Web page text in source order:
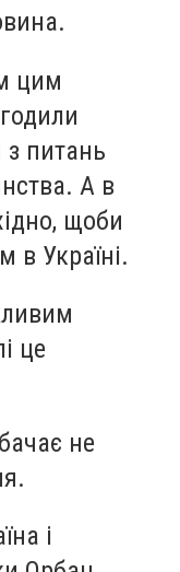
цим
питань
А в
щоби
в Україні.
це
не
і